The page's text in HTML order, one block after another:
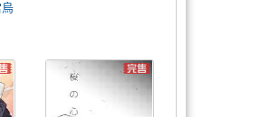
烏